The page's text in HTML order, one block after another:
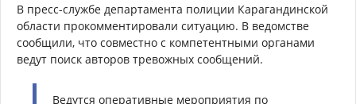
В пресс-службе департамента полиции Карагандинской
области прокомментировали ситуацию. В ведомстве
сообщили, что совместно с компетентными органами
ведут поиск авторов тревожных сообщений.
Ведутся оперативные мероприятия по